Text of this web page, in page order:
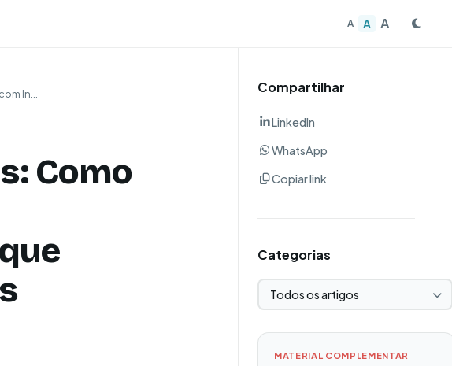
A A A
In...
Como
Compartilhar
LinkedIn
WhatsApp
Copiar link
Categorias
Selecionar categoria
MATERIAL COMPLEMENTAR